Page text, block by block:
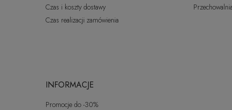
Czas i koszty dostawy
Czas realizacji zamówienia
Przechowalnia
INFORMACJE
Promocje do -30%